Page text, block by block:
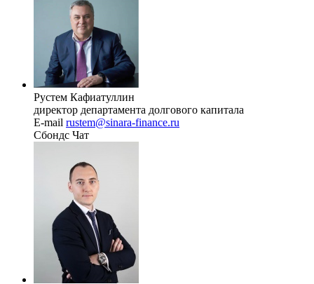
Контакты
Рустем Кафиатуллин
rustem@sinara-finance.ru
Сбондс Чат